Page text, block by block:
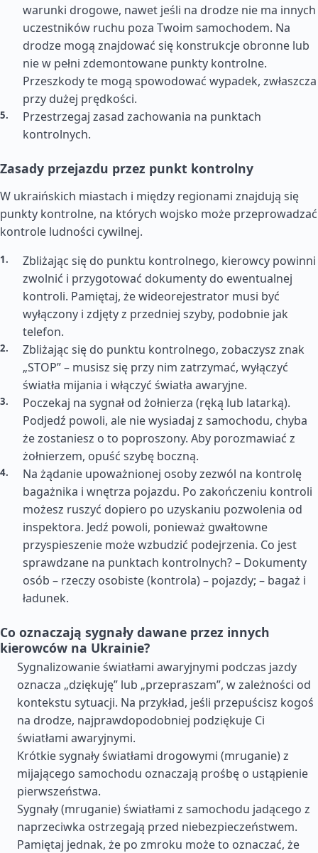
warunki drogowe, nawet jeśli na drodze nie ma innych
uczestników ruchu poza Twoim samochodem. Na
drodze mogą znajdować się konstrukcje obronne lub
nie w pełni zdemontowane punkty kontrolne.
Przeszkody te mogą spowodować wypadek, zwłaszcza
przy dużej prędkości.
Przestrzegaj zasad zachowania na punktach
kontrolnych.
Zasady przejazdu przez punkt kontrolny
W ukraińskich miastach i między regionami znajdują się
punkty kontrolne, na których wojsko może przeprowadzać
kontrole ludności cywilnej.
Zbliżając się do punktu kontrolnego, kierowcy powinni
zwolnić i przygotować dokumenty do ewentualnej
kontroli. Pamiętaj, że wideorejestrator musi być
wyłączony i zdjęty z przedniej szyby, podobnie jak
telefon.
Zbliżając się do punktu kontrolnego, zobaczysz znak
„STOP” – musisz się przy nim zatrzymać, wyłączyć
światła mijania i włączyć światła awaryjne.
Poczekaj na sygnał od żołnierza (ręką lub latarką).
Podjedź powoli, ale nie wysiadaj z samochodu, chyba
że zostaniesz o to poproszony. Aby porozmawiać z
żołnierzem, opuść szybę boczną.
Na żądanie upoważnionej osoby zezwól na kontrolę
bagażnika i wnętrza pojazdu. Po zakończeniu kontroli
możesz ruszyć dopiero po uzyskaniu pozwolenia od
inspektora. Jedź powoli, ponieważ gwałtowne
przyspieszenie może wzbudzić podejrzenia. Co jest
sprawdzane na punktach kontrolnych? – Dokumenty
osób – rzeczy osobiste (kontrola) – pojazdy; – bagaż i
ładunek.
Co oznaczają sygnały dawane przez innych
kierowców na Ukrainie?
Sygnalizowanie światłami awaryjnymi podczas jazdy
oznacza „dziękuję” lub „przepraszam”, w zależności od
kontekstu sytuacji. Na przykład, jeśli przepuścisz kogoś
na drodze, najprawdopodobniej podziękuje Ci
światłami awaryjnymi.
Krótkie sygnały światłami drogowymi (mruganie) z
mijającego samochodu oznaczają prośbę o ustąpienie
pierwszeństwa.
Sygnały (mruganie) światłami z samochodu jadącego z
naprzeciwka ostrzegają przed niebezpieczeństwem.
Pamiętaj jednak, że po zmroku może to oznaczać, że